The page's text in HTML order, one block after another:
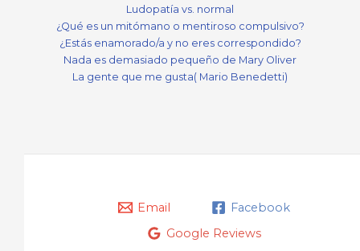
Ludopatía vs. normal
¿Qué es un mitómano o mentiroso compulsivo?
¿Estás enamorado/a y no eres correspondido?
Nada es demasiado pequeño de Mary Oliver
La gente que me gusta( Mario Benedetti)
Email
Facebook
Google Reviews